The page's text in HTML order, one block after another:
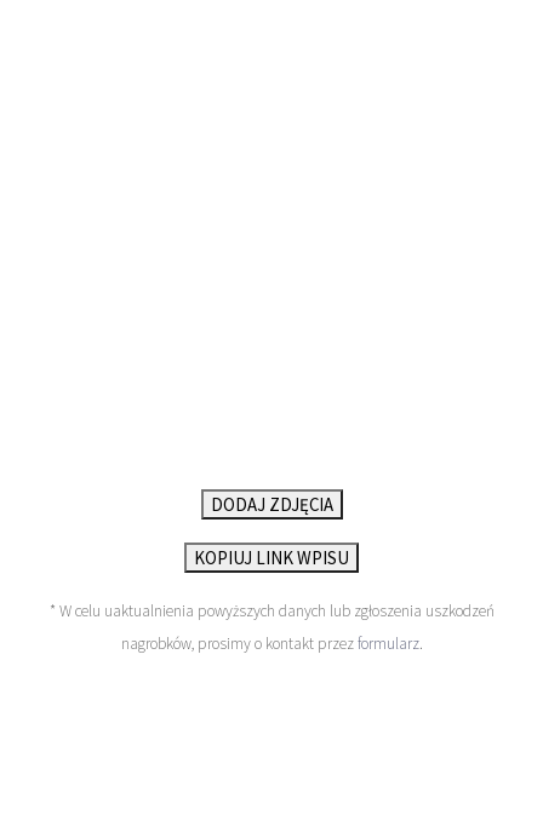
DODAJ ZDJĘCIA
KOPIUJ LINK WPISU
* W celu uaktualnienia powyższych danych lub zgłoszenia uszkodzeń
nagrobków, prosimy o kontakt przezformularz.